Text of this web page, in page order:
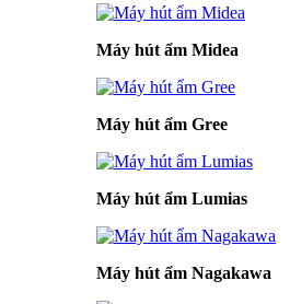
Máy hút ẩm Midea
Máy hút ẩm Gree
Máy hút ẩm Lumias
Máy hút ẩm Nagakawa